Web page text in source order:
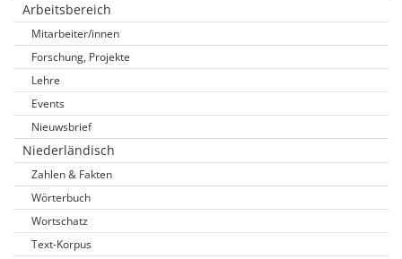
Arbeitsbereich
Mitarbeiter/innen
Forschung, Projekte
Lehre
Events
Nieuwsbrief
Niederländisch
Zahlen & Fakten
Wörterbuch
Wortschatz
Text-Korpus